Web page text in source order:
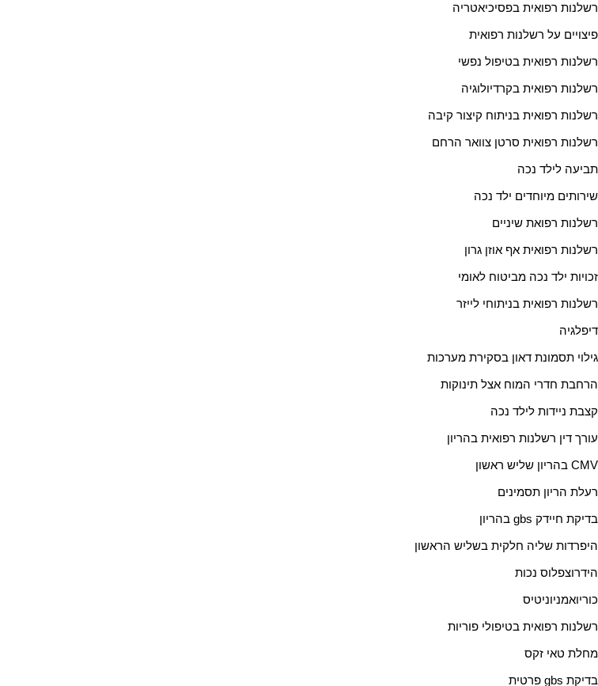
רשלנות רפואית בפסיכיאטריה
פיצויים על רשלנות רפואית
רשלנות רפואית בטיפול נפשי
רשלנות רפואית בקרדיולוגיה
רשלנות רפואית בניתוח קיצור קיבה
רשלנות רפואית סרטן צוואר הרחם
תביעה לילד נכה
שירותים מיוחדים ילד נכה
רשלנות רפואת שיניים
רשלנות רפואית אף אוזן גרון
זכויות ילד נכה מביטוח לאומי
רשלנות רפואית בניתוחי לייזר
דיפלגיה
גילוי תסמונת דאון בסקירת מערכות
הרחבת חדרי המוח אצל תינוקות
קצבת ניידות לילד נכה
עורך דין רשלנות רפואית בהריון
CMV בהריון שליש ראשון
רעלת הריון תסמינים
בדיקת חיידק gbs בהריון
היפרדות שליה חלקית בשליש הראשון
הידרוצפלוס נכות
כוריואמניוניטיס
רשלנות רפואית בטיפולי פוריות
מחלת טאי זקס
בדיקת gbs פרטית